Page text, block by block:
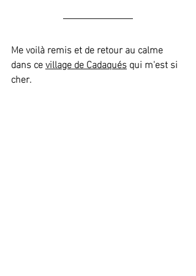
Me voilà remis et de retour au calme
dans ce village de Cadaqués qui m'est si
cher.